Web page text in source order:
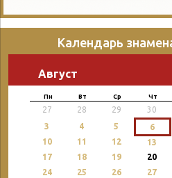
Календарь
Август
Пн Вт Ср Чт
27 28 29 30
3 4 5 6
10
11 12 13
17
18 19 20
24 25 26 27